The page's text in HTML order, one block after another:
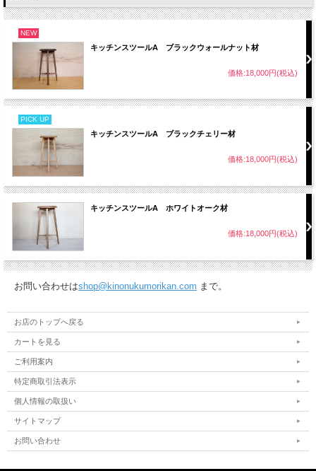
NEW
キッチンスツールA ブラックウォールナット材
価格:18,000円(税込)
PICK UP
キッチンスツールA ブラックチェリー材
価格:18,000円(税込)
キッチンスツールA ホワイトオーク材
価格:18,000円(税込)
お問い合わせはshop@kinonukumorikan.com まで。
お店のトップへ戻る
カートを見る
ご利用案内
特定商取引法表示
個人情報の取扱い
サイトマップ
お問い合わせ